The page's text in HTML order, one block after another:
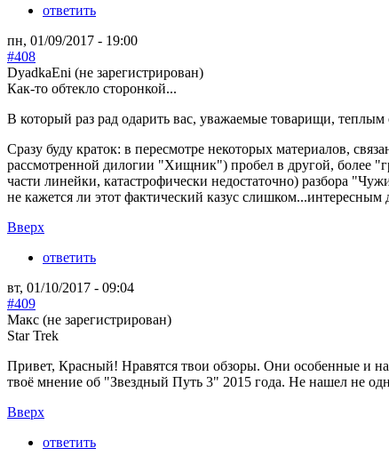
ответить
пн, 01/09/2017 - 19:00
#408
DyadkaEni (не зарегистрирован)
Как-то обтекло сторонкой...
В который раз рад одарить вас, уважаемые товарищи,
Сразу буду краток: в пересмотре некоторых материалов,
рассмотренной дилогии "Хищник") пробел в другой, более
части линейки, катастрофически недостаточно) разбора
не кажется ли этот фактический казус слишком...интересным
Вверх
ответить
вт, 01/10/2017 - 09:04
#409
Макс (не зарегистрирован)
Star Trek
Привет, Красный! Нравятся твои обзоры. Они особенные и
твоё мнение об "Звездный Путь 3" 2015 года. Не нашел не
Вверх
ответить